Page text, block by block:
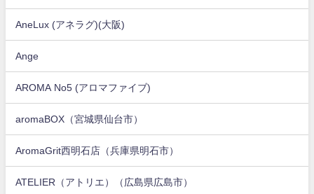
AneLux (アネラグ)(大阪)
Ange
AROMA No5 (アロマファイブ)
aromaBOX（宮城県仙台市）
AromaGrit西明石店（兵庫県明石市）
ATELIER（アトリエ）（広島県広島市）